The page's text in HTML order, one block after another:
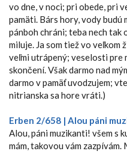
vo dne, v noci; pri obede, pri
pamäti. Bárs hory, vody budú
pánboh chráni; teba nech tak
miluje. Ja som tiež vo veľkom
veľmi utrápený; veselosti pre
skončení. Však darmo nad
darmo v pamäť uvodzujem;
nitrianska sa hore vráti.)
Erben 2/658 | Alou páni
Alou, páni muzikanti! všem s
mám, takovou vám zazpívám.